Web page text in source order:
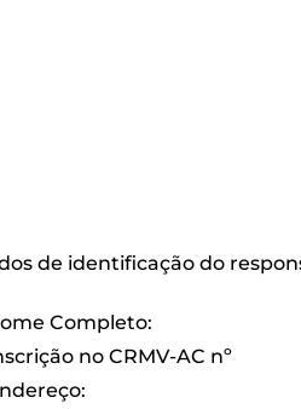
de identificação do
Completo:
no CRMV-AC nº